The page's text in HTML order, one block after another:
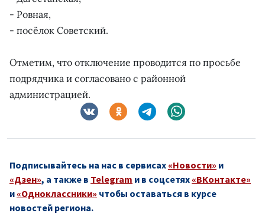
- Ровная,
- посёлок Советский.
Отметим, что отключение проводится по просьбе
подрядчика и согласовано с районной
администрацией.
Подписывайтесь на нас в сервисах «Новости» и
«Дзен», а также в Telegram и в соцсетях «ВКонтакте»
и «Одноклассники» чтобы оставаться в курсе
новостей региона.